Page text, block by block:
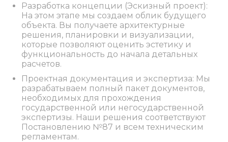
Разработка концепции (Эскизный проект):
На этом этапе мы создаем облик будущего
объекта. Вы получаете архитектурные
решения, планировки и визуализации,
которые позволяют оценить эстетику и
функциональность до начала детальных
расчетов.
Проектная документация и экспертиза: Мы
разрабатываем полный пакет документов,
необходимых для прохождения
государственной или негосударственной
экспертизы. Наши решения соответствуют
Постановлению №87 и всем техническим
регламентам.